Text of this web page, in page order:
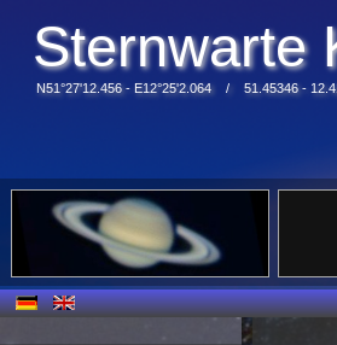
Sternwarte
N51°27'12.456 - E12°25'2.064 / 51.45346 -